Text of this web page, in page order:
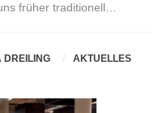
früher traditionell…
AKTUELLES